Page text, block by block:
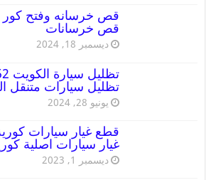
قص خرسانات
ديسمبر 18, 2024
تظليل سيارات متنقل
يونيو 28, 2024
غيار سيارات اصلية
ديسمبر 1, 2023